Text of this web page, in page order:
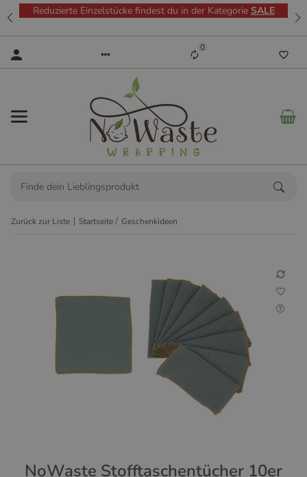
Reduzierte Einzelstücke findest du in der Kategorie SALE
0
Zurück zur Liste Startseite Geschenkideen
NoWaste Stofftaschentücher 10er